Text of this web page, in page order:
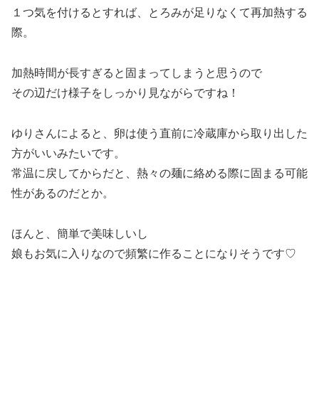
１つ気を付けるとすれば、とろみが足りなくて再加熱する
際。
加熱時間が長すぎると固まってしまうと思うので
その辺だけ様子をしっかり見ながらですね！
ゆりさんによると、卵は使う直前に冷蔵庫から取り出した
方がいいみたいです。
常温に戻してからだと、熱々の麺に絡める際に固まる可能
性があるのだとか。
ほんと、簡単で美味しいし
娘もお気に入りなので頻繁に作ることになりそうです♡